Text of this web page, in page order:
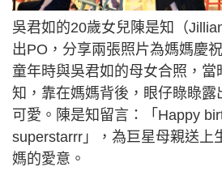
吳君如的20歲女兒陳是知（
出PO，分享兩張照片為媽媽慶
童年時與吳君如的母女合照，當
知，靠在媽媽背後，眼仔睩睩露
可愛。陳是知留言：「Happy
superstarrr」，為巨星母親送上
媽的愛意。